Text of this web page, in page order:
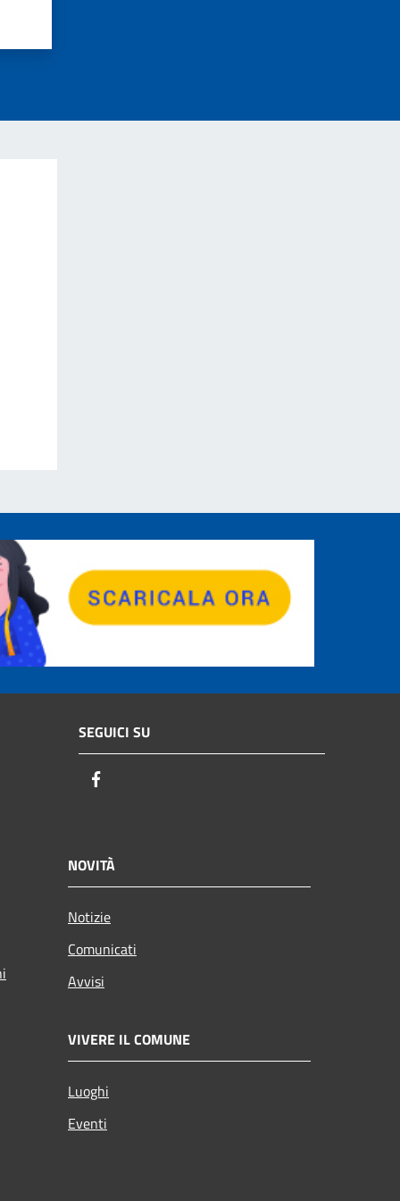
SEGUICI SU
NOVITÀ
Notizie
Comunicati
Avvisi
VIVERE IL COMUNE
Luoghi
Eventi